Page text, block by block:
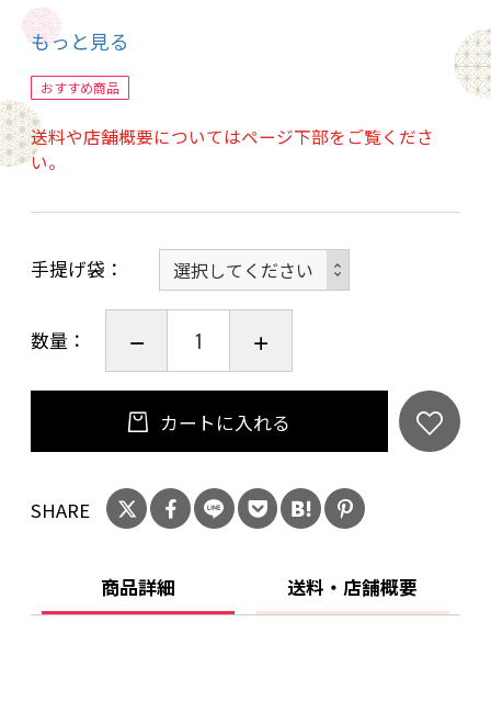
【発送方法】冷凍便
【美味しいお召し上がり方】
必要な量だけを冷蔵庫にて3～4時間かけて解凍
下さい。
常温に放置されますと解凍にムラがあり、品質
劣化の恐れがあります。
もっと見る
おすすめ商品
送料や店舗概要についてはページ下部をご覧くださ
い。
手提げ袋
数量：
カートに入れる
SHARE
商品詳細 送料・店舗概要